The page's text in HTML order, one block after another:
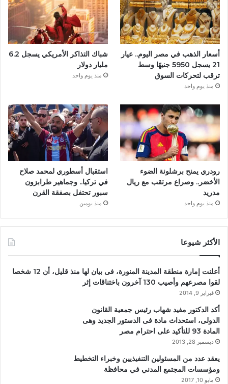
ك
أسعار الذهب في مصر اليوم.. عيار
21 يسجل 5950 جنيهًا وسط
ترقب لتحركات السوق
منذ يوم واحد
شباك التذاكر الأمريكي يسجل 6.2
مليار دولار
منذ يوم واحد
رودري يمنح برشلونة الضوء
الأخضر.. وصراع مرتقب مع ريال
مدريد
منذ يوم واحد
استقبال أسطوري لمحمد صلاح
في تركيا.. وجماهير طرابزون
سبور تحتفل بصفقة القرن
منذ يومين
الأكثر شيوعا
أعلنت إمارة منطقة المدينة المنورة، فى بيان لها منذ قليل، أن 12 شخصا
لقوا مصرعهم وأصيب 130 آخرون باختناقات إثر
فبراير 9, 2014
أكد الدكتور مفيد شهاب رئيس جمعية القانون
الدولى، استحداث مادة فى الدستور الجديد وهى
المادة 93 للتأكيد على احترام مصر
ديسمبر 28, 2013
يعقد عدد من المسئولين التنفيذيين وخبراء التخطيط
ومؤسسات المجتمع المدني في محافظة
مايو 10, 2017